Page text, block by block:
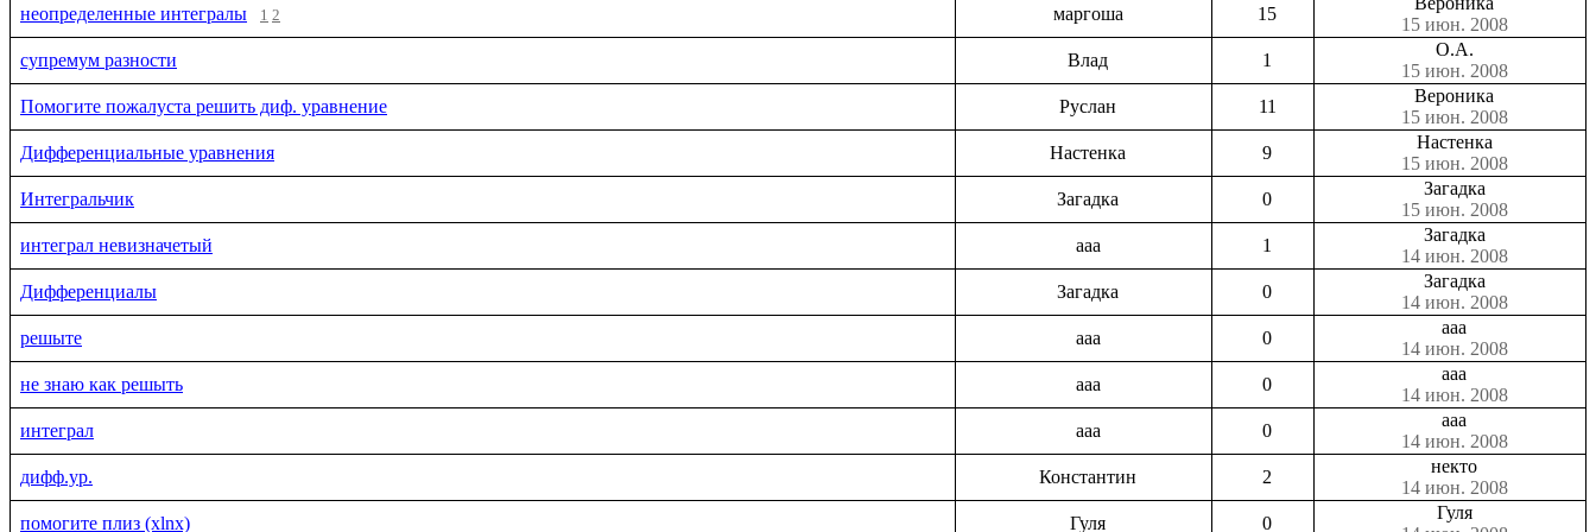
неопределенные интегралы
1 2 маргоша 15
15 июн. 2008
супремум разности
Влад 1
О.А.
15 июн. 2008
Помогите пожалуста решить диф. уравнение
Руслан 11
Вероника
15 июн. 2008
Дифференциальные уравнения
Настенка 9
Настенка
15 июн. 2008
Интегральчик
Загадка 0
Загадка
15 июн. 2008
интеграл невизначетый
aaa 1
Загадка
14 июн. 2008
Дифференциалы
Загадка 0
Загадка
14 июн. 2008
решыте
aaa 0
aaa
14 июн. 2008
не знаю как решыть
aaa 0
aaa
14 июн. 2008
интеграл
aaa 0
aaa
14 июн. 2008
дифф.ур.
Константин 2
некто
14 июн. 2008
помогите плиз (xlnx)
Гуля 0
Гуля